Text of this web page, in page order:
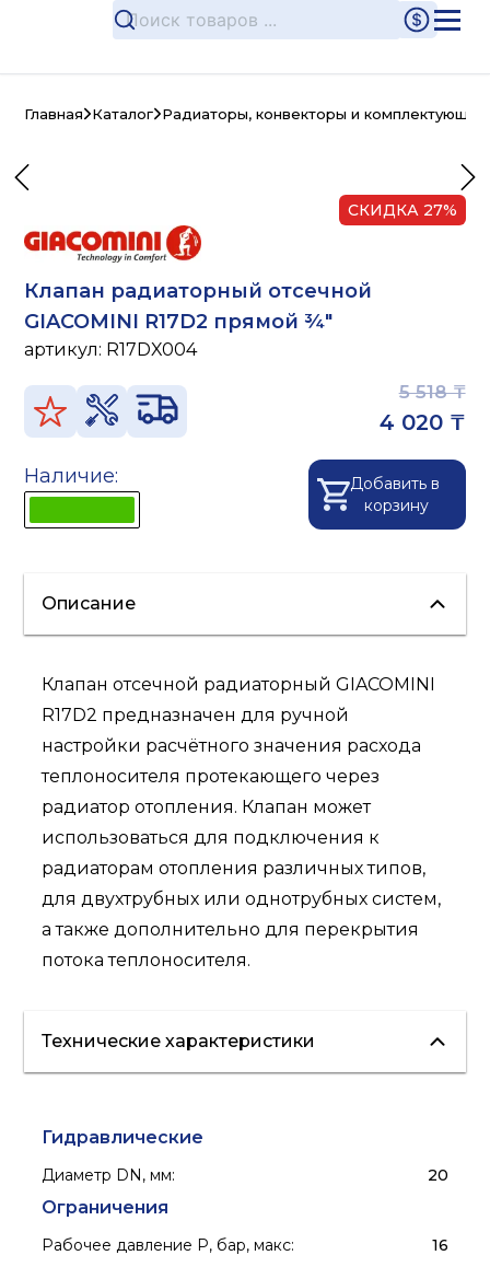
Главная Каталог Радиаторы, конвекторы и комплектующие
СКИДКА 27%
Клапан радиаторный отсечной
GIACOMINI R17D2 прямой ¾"
артикул: R17DX004
5 518 ₸
4 020 ₸
Наличие:
Добавить в
корзину
Описание
Клапан отсечной радиаторный GIACOMINI
R17D2 предназначен для ручной
настройки расчётного значения расхода
теплоносителя протекающего через
радиатор отопления. Клапан может
использоваться для подключения к
радиаторам отопления различных типов,
для двухтрубных или однотрубных систем,
а также дополнительно для перекрытия
потока теплоносителя.
Технические характеристики
Гидравлические
Диаметр DN, мм: 20
Ограничения
Рабочее давление P, бар, макс:
16